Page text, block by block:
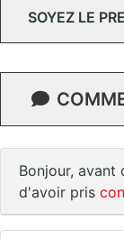
SOYEZ LE
Bonjour, avant
d'avoir pris